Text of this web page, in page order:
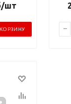
/шт